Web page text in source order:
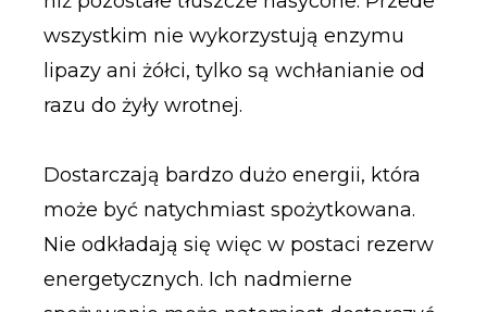
wszystkim nie wykorzystują enzymu
lipazy ani żółci, tylko są wchłanianie od
razu do żyły wrotnej.
Dostarczają bardzo dużo energii, która
może być natychmiast spożytkowana.
Nie odkładają się więc w postaci rezerw
energetycznych. Ich nadmierne